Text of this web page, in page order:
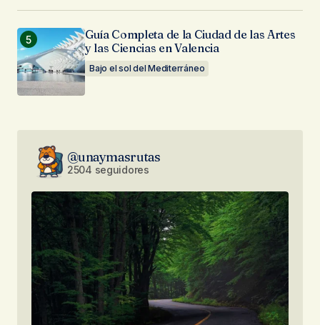
Guía Completa de la Ciudad de las Artes
y las Ciencias en Valencia
Bajo el sol del Mediterráneo
@unaymasrutas
2504 seguidores